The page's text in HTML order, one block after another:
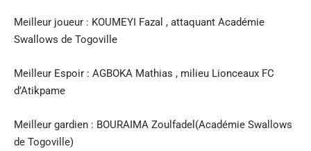
Meilleur joueur : KOUMEYI Fazal , attaquant Académie
Swallows de Togoville
Meilleur Espoir : AGBOKA Mathias , milieu Lionceaux FC
d’Atikpame
Meilleur gardien : BOURAIMA Zoulfadel(Académie Swallows
de Togoville)